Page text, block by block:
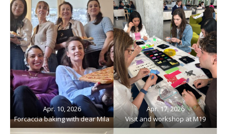
Apr. 10, 2026
Forcaccia baking with dear Mila
Apr. 17, 2026
Visit and workshop at M19